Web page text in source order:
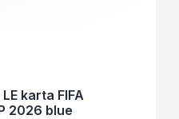
karta FIFA
2026 blue